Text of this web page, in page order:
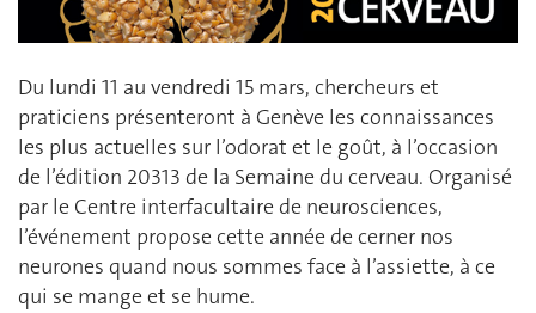
Du lundi 11 au vendredi 15 mars, chercheurs et
praticiens présenteront à Genève les connaissances
les plus actuelles sur l’odorat et le goût, à l’occasion
de l’édition 20313 de la Semaine du cerveau. Organisé
par le Centre interfacultaire de neurosciences,
l’événement propose cette année de cerner nos
neurones quand nous sommes face à l’assiette, à ce
qui se mange et se hume.